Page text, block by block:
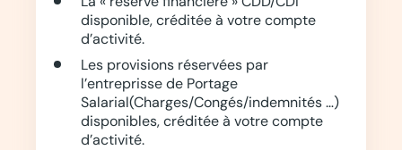
disponible, créditée à votre compte
d’activité.
Les provisions réservées par
l’entreprisse de Portage
Salarial(Charges/Congés/indemnités …)
disponibles, créditée à votre compte
d’activité.